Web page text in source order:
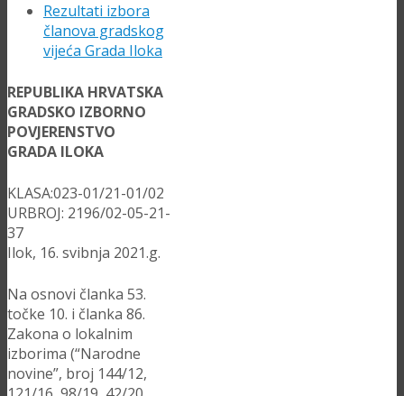
Rezultati izbora
članova gradskog
vijeća Grada Iloka
REPUBLIKA HRVATSKA
GRADSKO IZBORNO
POVJERENSTVO
GRADA ILOKA
KLASA:023-01/21-01/02
URBROJ: 2196/02-05-21-
37
Ilok, 16. svibnja 2021.g.
Na osnovi članka 53.
točke 10. i članka 86.
Zakona o lokalnim
izborima (“Narodne
novine”, broj 144/12,